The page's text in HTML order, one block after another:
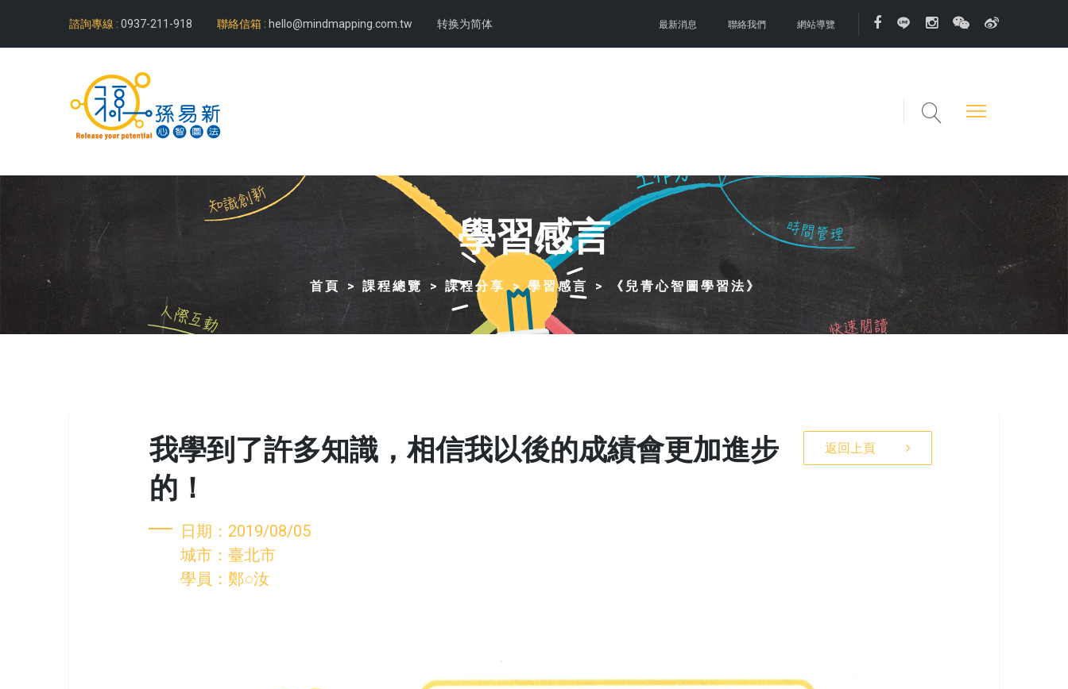
諮詢專線 : 0937-211-918 聯絡信箱 : hello@mindmapping.com.tw 转换为简体 最新消息 聯絡我們 網站導覽
學習感言
首頁 課程總覽 課程分享 學習感言 《兒青心智圖學習法》
返回上頁
我學到了許多知識，相信我以後的成績會更加進步
的！
日期：2019/08/05
城市：臺北市
學員：鄭○汝